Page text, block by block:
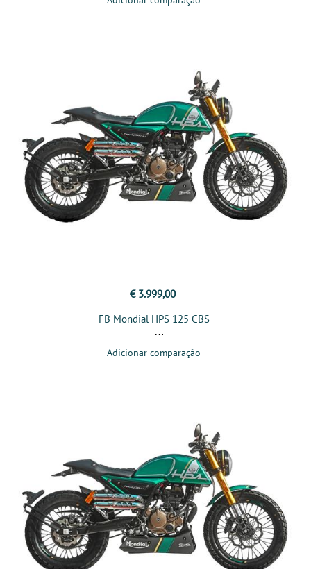
€ 3.999,00
FB Mondial HPS 125 CBS
Adicionar comparação